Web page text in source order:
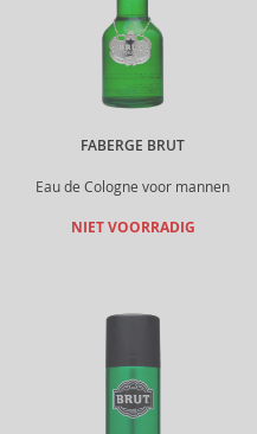
FABERGE BRUT
Eau de Cologne voor mannen
NIET VOORRADIG